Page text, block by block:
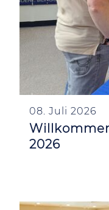
08. Juli 2026
2026